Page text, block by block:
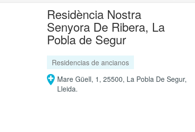
Residència Nostra
Senyora De Ribera, La
Pobla de Segur
Residencias de ancianos
Mare Güell, 1, 25500, La Pobla De Segur,
Lleida.